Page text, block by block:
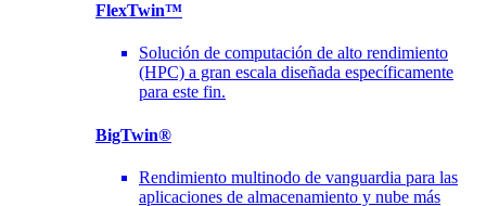
FlexTwin™
Solución de computación de alto rendimiento
(HPC) a gran escala diseñada específicamente
para este fin.
BigTwin®
Rendimiento multinodo de vanguardia para las
aplicaciones de almacenamiento y nube más